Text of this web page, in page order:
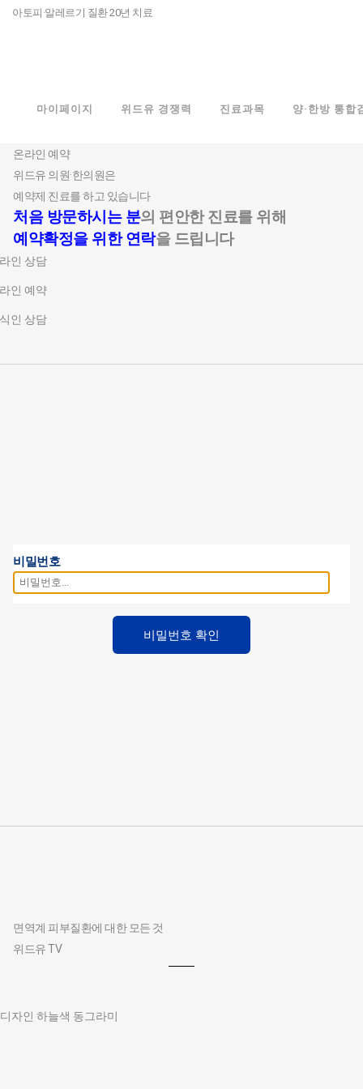
아토피·알레르기 질환 20년 치료
마이페이지 위드유 경쟁력 진료과목 양·한방 통합
온라인 예약
온라인 예약
위드유 의원·한의원은
예약제 진료를 하고 있습니다
처음 방문하시는 분의 편안한 진료를 위해
예약확정을 위한 연락을 드립니다
인 상담
인 예약
인 상담
비밀번호
비밀번호 확인
면역계 피부질환에 대한 모든 것
위드유 TV
디자인 하늘색 동그라미